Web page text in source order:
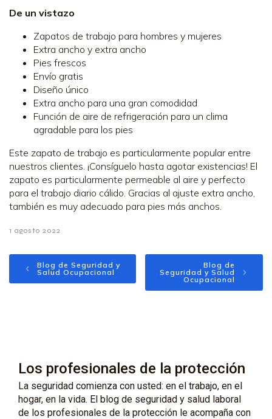
De un vistazo
Zapatos de trabajo para hombres y mujeres
Extra ancho y extra ancho
Pies frescos
Envío gratis
Diseño único
Extra ancho para una gran comodidad
Función de aire de refrigeración para un clima
agradable para los pies
Este zapato de trabajo es particularmente popular entre
nuestros clientes. ¡Consíguelo hasta agotar existencias! El
zapato es particularmente permeable al aire y perfecto
para el trabajo diario cálido. Gracias al ajuste extra ancho,
también es muy adecuado para pies más anchos.
1 agosto 2022
Blog de Seguridad y
Salud Ocupacional
Blog de
Seguridad y Salud
Ocupacional
Los profesionales de la protección
La seguridad comienza con usted: en el trabajo, en el
hogar, en la vida. El blog de seguridad y salud laboral
de los profesionales de la protección le acompaña con